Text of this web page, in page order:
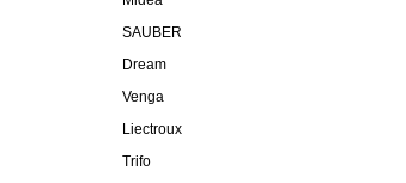
SAUBER
Dream
Venga
Liectroux
Trifo